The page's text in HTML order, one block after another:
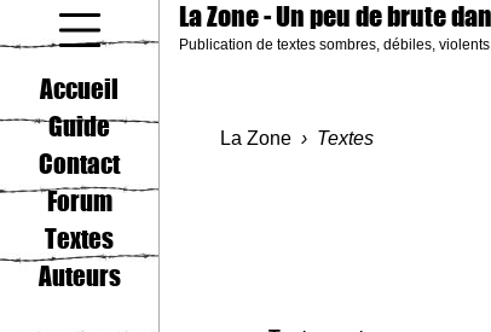
La Zone- Un peu de brute
Publication de textes sombres, débiles,
Accueil
Guide
Contact
Forum
Textes
Auteurs
La Zone Textes